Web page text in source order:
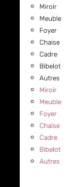
Miroir
Meuble
Foyer
Chaise
Cadre
Bibelot
Autres
Miroir
Meuble
Foyer
Chaise
Cadre
Bibelot
Autres